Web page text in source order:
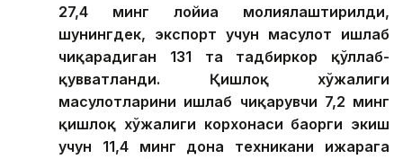
27,4 минг лойиҳа молиялаштирилди,
шунингдек, экспорт учун маҳсулот ишлаб
чиқарадиган 131 та тадбиркор қўллаб-
қувватланди. Қишлоқ хўжалиги
маҳсулотларини ишлаб чиқарувчи 7,2 минг
қишлоқ хўжалиги корхонаси баҳорги экиш
учун 11,4 минг дона техникани ижарага